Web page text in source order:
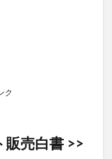
ク
販売白書 >>